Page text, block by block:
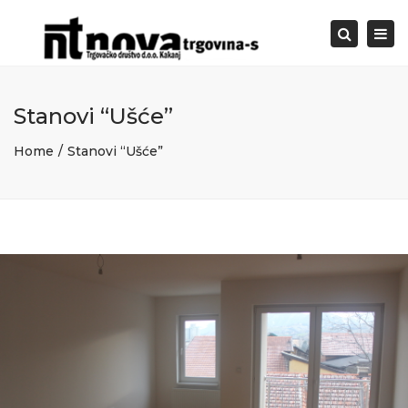
Search
Stanovi “Ušće”
Home Stanovi “Ušće”